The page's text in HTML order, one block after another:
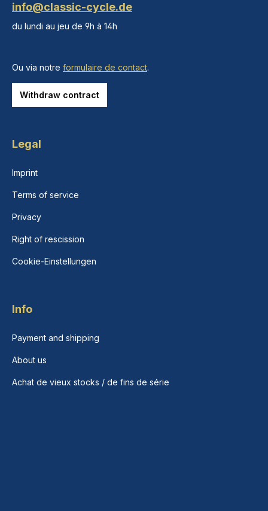
info@classic-cycle.de
du lundi au jeu de 9h à 14h
Ou via notre formulaire de contact.
Withdraw contract
Legal
Imprint
Terms of service
Privacy
Right of rescission
Cookie-Einstellungen
Info
Payment and shipping
About us
Achat de vieux stocks / de fins de série